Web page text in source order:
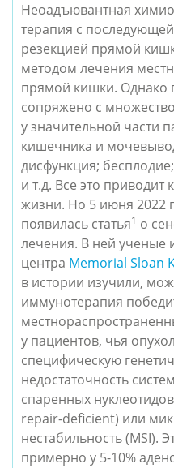
Неоадъювантная
терапия с
резекцией прямой
методом лечения
прямой кишки. Однако
сопряжено с
у значительной части
кишечника и
дисфункция;
и т.д. Все это приводит
жизни. Но 5 июня 2022
появилась статья1 о
лечения. В ней ученые
центра Memorial Sloan
в истории изучили,
иммунотерапия
у пациентов, чья
специфическую
недостаточность
спаренных
repair-deficient) или
нестабильность (MSI).
примерно у 5-10%